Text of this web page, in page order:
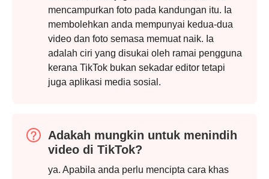
Langkah
mencampurkan foto pada kandungan itu. Ia
membolehkan anda mempunyai kedua-dua
video dan foto semasa memuat naik. Ia
adalah ciri yang disukai oleh ramai pengguna
kerana TikTok bukan sekadar editor tetapi
juga aplikasi media sosial.
Adakah mungkin untuk menindih
video di TikTok?
ya. Apabila anda perlu mencipta cara khas